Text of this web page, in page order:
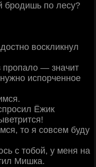
бродишь по лесу?
воскликнул
— значит
испорченное
Ёжик
то я совсем буду
с тобой, у меня на
Мишка.